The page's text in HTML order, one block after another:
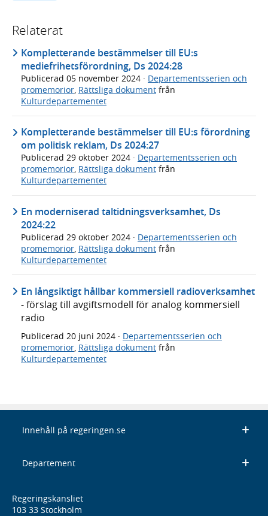
Relaterat
Kompletterande bestämmelser till EU:s
mediefrihetsförordning, Ds 2024:28
Publicerad 05 november 2024 · Departementsserien och
promemorior, Rättsliga dokument från
Kulturdepartementet
Kompletterande bestämmelser till EU:s förordning
om politisk reklam, Ds 2024:27
Publicerad 29 oktober 2024 · Departementsserien och
promemorior, Rättsliga dokument från
Kulturdepartementet
En moderniserad taltidningsverksamhet, Ds
2024:22
Publicerad 29 oktober 2024 · Departementsserien och
promemorior, Rättsliga dokument från
Kulturdepartementet
En långsiktigt hållbar kommersiell radioverksamhet
- förslag till avgiftsmodell för analog kommersiell
radio
Publicerad 20 juni 2024 · Departementsserien och
promemorior Rättsliga dokument från
Kulturdepartementet
Innehåll på regeringen.se
Departement
Regeringskansliet
103 33 Stockholm